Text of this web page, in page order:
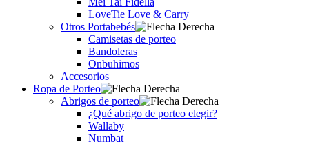
LoveTie Love & Carry
Otros Portabebés
Camisetas de porteo
Bandoleras
Onbuhimos
Accesorios
Ropa de Porteo
Abrigos de porteo
¿Qué abrigo de porteo elegir?
Wallaby
Numbat